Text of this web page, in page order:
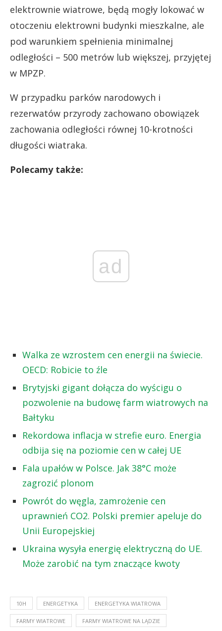
elektrownie wiatrowe, będą mogły lokować w
otoczeniu elektrowni budynki mieszkalne, ale
pod warunkiem spełnienia minimalnej
odległości – 500 metrów lub większej, przyjętej
w MPZP.
W przypadku parków narodowych i
rezerwatów przyrody zachowano obowiązek
zachowania odległości równej 10-krotności
długości wiatraka.
Polecamy także:
ad
Walka ze wzrostem cen energii na świecie.
OECD: Robicie to źle
Brytyjski gigant dołącza do wyścigu o
pozwolenie na budowę farm wiatrowych na
Bałtyku
Rekordowa inflacja w strefie euro. Energia
odbija się na poziomie cen w całej UE
Fala upałów w Polsce. Jak 38°C może
zagrozić plonom
Powrót do węgla, zamrożenie cen
uprawnień CO2. Polski premier apeluje do
Unii Europejskiej
Ukraina wysyła energię elektryczną do UE.
Może zarobić na tym znaczące kwoty
10H ENERGETYKA ENERGETYKA WIATROWA
FARMY WIATROWE FARMY WIATROWE NA LĄDZIE